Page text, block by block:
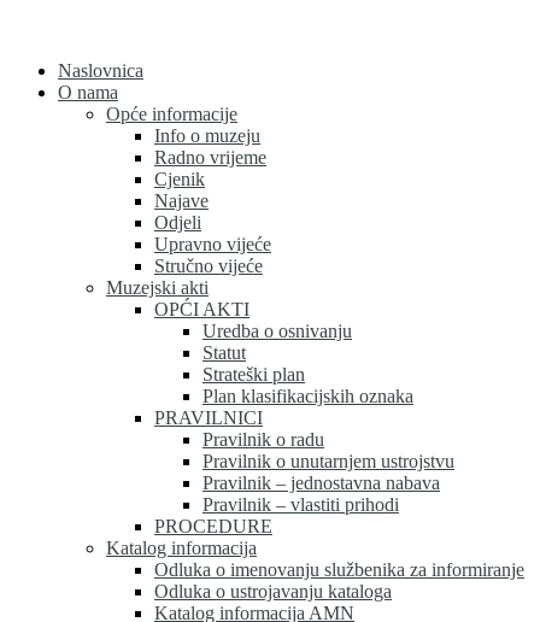
contentNaslovnica
O nama
Opće informacije
Info o muzeju
Radno vrijeme
Cjenik
Najave
Odjeli
Upravno vijeće
Stručno vijeće
Muzejski akti
OPĆI AKTI
Uredba o osnivanju
Statut
Strateški plan
Plan klasifikacijskih oznaka
PRAVILNICI
Pravilnik o radu
Pravilnik o unutarnjem ustrojstvu
Pravilnik – jednostavna nabava
Pravilnik – vlastiti prihodi
PROCEDURE
Katalog informacija
Odluka o imenovanju službenika za informiranje
Odluka o ustrojavanju kataloga
Katalog informacija AMN